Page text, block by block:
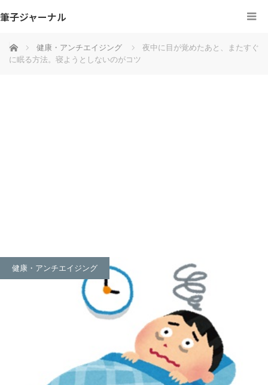
筆子ジャーナル
ホーム 健康・アンチエイジング
夜中に目が覚めたあと、またすぐ
に眠る方法。寝ようとしないのがコツ
健康・アンチエイジング